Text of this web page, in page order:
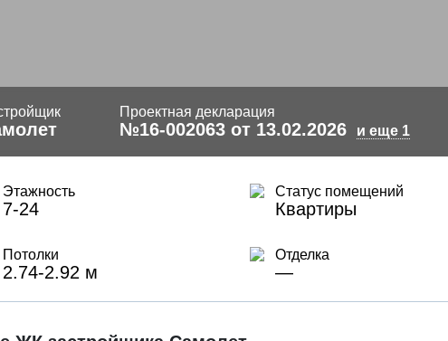
Проектная декларация
№16-002063 от 13.02.2026 и еще 1
Этажность
7-24
Статус помещений
Квартиры
Потолки
2.74-2.92 м
Отделка
—